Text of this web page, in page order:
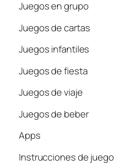
Juegos en grupo
Juegos de cartas
Juegos infantiles
Juegos de fiesta
Juegos de viaje
Juegos de beber
Apps
Instrucciones de juego